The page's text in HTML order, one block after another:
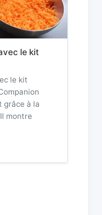
le kit
le kit
grâce à la
montre